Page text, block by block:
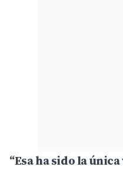
“Esa ha sido la